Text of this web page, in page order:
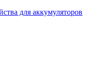
для аккумуляторов